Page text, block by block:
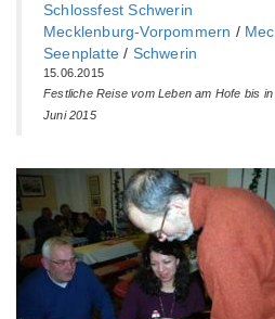
Schlossfest Schwerin
Mecklenburg-Vorpommern /
Seenplatte / Schwerin
15.06.2015
Festliche Reise vom Leben am Hofe bis
Juni 2015